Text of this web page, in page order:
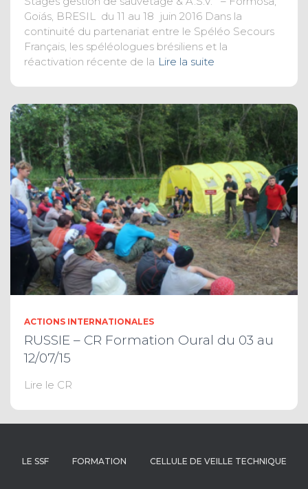
Goiás, BRESIL du 11 au 18 juin 2016 Dans la
continuité du partenariat entre le Spéléo Secours
Français, les spéléologues brésiliens et la
réactivation récente de la Lire la suite
ACTIONS INTERNATIONALES
RUSSIE – CR Formation Oural du 03 au
12/07/15
Lire le CR
LE SSF FORMATION CELLULE DE VEILLE TECHNIQUE